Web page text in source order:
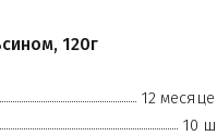
120г
12
10